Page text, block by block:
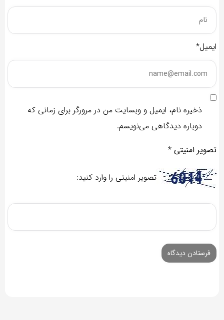
ایمیل*
ذخیره نام، ایمیل و وبسایت من در مرورگر برای زمانی که
دوباره دیدگاهی می‌نویسم.
تصویر امنیتی *
تصویر امنیتی را وارد کنید: